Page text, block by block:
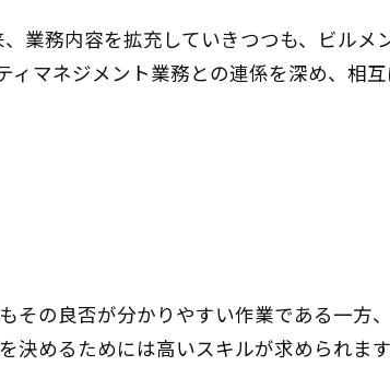
業務内容を拡充していきつつも、ビルメ
マネジメント業務との連係を深め、相
その良否が分かりやすい作業である一方
決めるためには高いスキルが求められま